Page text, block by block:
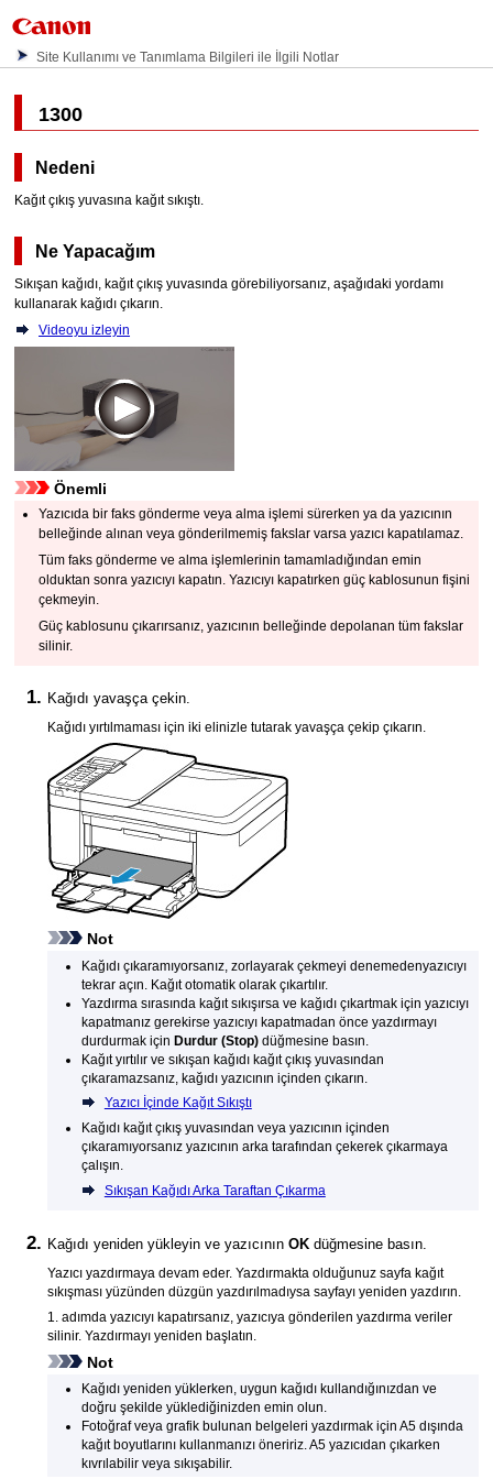
Site Kullanımı ve Tanımlama Bilgileri ile İlgili Notlar
1300
Nedeni
Kağıt çıkış yuvasına kağıt sıkıştı.
Ne Yapacağım
Sıkışan kağıdı,kağıt çıkış yuvasında görebiliyorsanız, aşağıdaki yordamı
kullanarak kağıdı çıkarın.
Videoyu izleyin
Önemli
Yazıcıda bir faks gönderme veya alma işlemi sürerken ya dayazıcının
belleğinde alınan veya gönderilmemiş fakslar varsa yazıcı kapatılamaz.
Tüm faks gönderme ve alma işlemlerinin tamamladığından emin
olduktan sonrayazıcıyı kapatın. Yazıcıyı kapatırken güç kablosunun fişini
çekmeyin.
Güç kablosunu çıkarırsanız,yazıcının belleğinde depolanan tüm fakslar
silinir.
Kağıdı yavaşça çekin.
Kağıdı yırtılmaması için iki elinizle tutarak yavaşça çekip çıkarın.
Not
Kağıdı çıkaramıyorsanız, zorlayarak çekmeyi denemedenyazıcıyı
tekrar açın.
Kağıt otomatik olarak çıkartılır.
Yazdırma sırasında kağıt sıkışırsa ve kağıdı çıkartmak için yazıcıyı
kapatmanız gerekirse yazıcıyıkapatmadan önce yazdırmayı
durdurmak için Durdur (Stop)düğmesine basın.
Kağıt yırtılır ve sıkışan kağıdı kağıt çıkış yuvasından
çıkaramazsanız, kağıdı yazıcının içinden çıkarın.
Yazıcı İçinde Kağıt Sıkıştı
Kağıdı kağıt çıkış yuvasından veya yazıcının içinden
çıkaramıyorsanız yazıcının arka tarafından çekerek çıkarmaya
çalışın.
Sıkışan Kağıdı Arka Taraftan Çıkarma
Kağıdı yeniden yükleyin veyazıcının OK düğmesine basın.
Yazıcı yazdırmaya devam eder. Yazdırmakta olduğunuz sayfa kağıt
sıkışması yüzünden düzgün yazdırılmadıysa sayfayı yeniden yazdırın.
1. adımdayazıcıyı kapatırsanız,yazıcıya gönderilen yazdırma veriler
silinir. Yazdırmayı yeniden başlatın.
Not
Kağıdı yeniden yüklerken, uygun kağıdı kullandığınızdan ve
doğru şekilde yüklediğinizden emin olun.
Fotoğraf veya grafik bulunan belgeleri yazdırmak için A5 dışında
kağıt boyutlarını kullanmanızı öneririz. A5 yazıcıdan çıkarken
kıvrılabilir veya sıkışabilir.